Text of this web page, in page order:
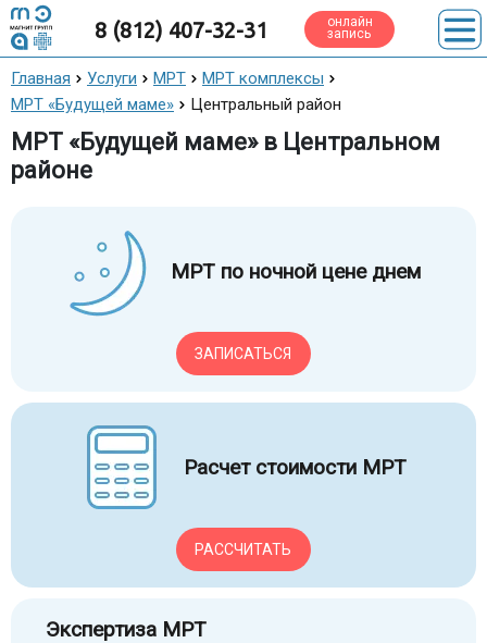
8 (812) 407-32-31 онлайн
запись
Главная Услуги МРТ
МРТ комплексы
МРТ «Будущей маме»
Центральный район
МРТ «Будущей маме» в Центральном
районе
МРТ по ночной цене днем
ЗАПИСАТЬСЯ
Расчет стоимости МРТ
РАССЧИТАТЬ
Экспертиза МРТ